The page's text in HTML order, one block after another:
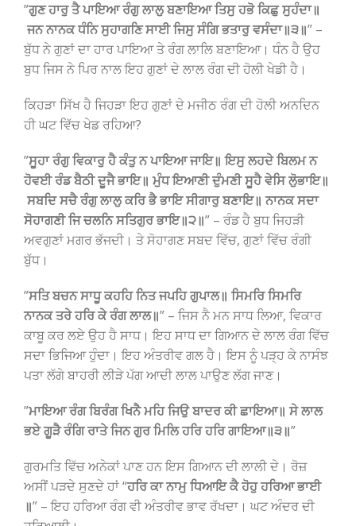
”ਗੁਣ ਹਾਰੁ ਤੈ ਪਾਇਆ ਰੰਗੁ ਲਾਲੁ ਬਣਾਇਆ ਤਿਸੁ ਹਭੋ ਕਿਛੁ ਸੁਹੰਦਾ॥
ਜਨ ਨਾਨਕ ਧੰਨਿ ਸੁਹਾਗਣਿ ਸਾਈ ਜਿਸੁ ਸੰਗਿ ਭਤਾਰੁ ਵਸੰਦਾ॥੩॥” –
ਬੁੱਧ ਨੇ ਗੁਣਾਂ ਦਾ ਹਾਰ ਪਾਇਆ ਤੇ ਰੰਗ ਲਾਲਿ ਬਣਾਇਆ। ਧੰਨ ਹੈ ਉਹ
ਬੁਧ ਜਿਸ ਨੇ ਪਿਰ ਨਾਲ ਇਹ ਗੁਣਾਂ ਦੇ ਲਾਲ ਰੰਗ ਦੀ ਹੋਲੀ ਖੇਡੀ ਹੈ।
ਕਿਹੜਾ ਸਿੱਖ ਹੈ ਜਿਹੜਾ ਇਹ ਗੁਣਾਂ ਦੇ ਮਜੀਠ ਰੰਗ ਦੀ ਹੋਲੀ ਅਨਦਿਨ
ਹੀ ਘਟ ਵਿੱਚ ਖੇਡ ਰਹਿਆ?
”ਸੂਹਾ ਰੰਗੁ ਵਿਕਾਰੁ ਹੈ ਕੰਤੁ ਨ ਪਾਇਆ ਜਾਇ॥ ਇਸੁ ਲਹਦੇ ਬਿਲਮ ਨ
ਹੋਵਈ ਰੰਡ ਬੈਠੀ ਦੂਜੈ ਭਾਇ॥ ਮੁੰਧ ਇਆਣੀ ਦੁੰਮਣੀ ਸੂਹੈ ਵੇਸਿ ਲੁੋਭਾਇ॥
ਸਬਦਿ ਸਚੈ ਰੰਗੁ ਲਾਲੁ ਕਰਿ ਭੈ ਭਾਇ ਸੀਗਾਰੁ ਬਣਾਇ॥ ਨਾਨਕ ਸਦਾ
ਸੋਹਾਗਣੀ ਜਿ ਚਲਨਿ ਸਤਿਗੁਰ ਭਾਇ॥੨॥” – ਰੰਡ ਹੈ ਬੁਧ ਜਿਹੜੀ
ਅਵਗੁਣਾਂ ਮਗਰ ਭੱਜਦੀ। ਤੇ ਸੋਹਾਗਣ ਸਬਦ ਵਿੱਚ, ਗੁਣਾਂ ਵਿੱਚ ਰੰਗੀ
ਬੁੱਧ।
”ਸਤਿ ਬਚਨ ਸਾਧੂ ਕਹਹਿ ਨਿਤ ਜਪਹਿ ਗੁਪਾਲ॥ ਸਿਮਰਿ ਸਿਮਰਿ
ਨਾਨਕ ਤਰੇ ਹਰਿ ਕੇ ਰੰਗ ਲਾਲ॥” – ਜਿਸ ਨੈ ਮਨ ਸਾਧ ਲਿਆ, ਵਿਕਾਰ
ਕਾਬੂ ਕਰ ਲਏ ਉਹ ਹੈ ਸਾਧ। ਇਹ ਸਾਧ ਦਾ ਗਿਆਨ ਦੇ ਲਾਲ ਰੰਗ ਵਿੱਚ
ਸਦਾ ਭਿਜਿਆ ਹੁੰਦਾ। ਇਹ ਅੰਤਰੀਵ ਗਲ ਹੈ। ਇਸ ਨੂੰ ਪੜ੍ਹ ਕੇ ਨਾਸੰਝ
ਪਤਾ ਲੱਗੇ ਬਾਹਰੀ ਲੀੜੇ ਪੱਗ ਆਦੀ ਲਾਲ ਪਾਉਣ ਲੱਗ ਜਾਣ।
”ਮਾਇਆ ਰੰਗ ਬਿਰੰਗ ਖਿਨੈ ਮਹਿ ਜਿਉ ਬਾਦਰ ਕੀ ਛਾਇਆ॥ ਸੇ ਲਾਲ
ਭਏ ਗੂੜੈ ਰੰਗਿ ਰਾਤੇ ਜਿਨ ਗੁਰ ਮਿਲਿ ਹਰਿ ਹਰਿ ਗਾਇਆ॥੩॥”
ਗੁਰਮਤਿ ਵਿੱਚ ਅਨੇਕਾਂ ਪਾਣ ਹਨ ਇਸ ਗਿਆਨ ਦੀ ਲਾਲੀ ਦੇ। ਰੋਜ਼
ਅਸੀਂ ਪੜਦੇ ਸੁਣਦੇ ਹਾਂ “ਹਰਿ ਕਾ ਨਾਮੁ ਧਿਆਇ ਕੈ ਹੋਹੁ ਹਰਿਆ ਭਾਈ
॥” – ਇਹ ਹਰਿਆ ਰੰਗ ਵੀ ਅੰਤਰੀਵ ਭਾਵ ਰੱਖਦਾ। ਘਟ ਅੰਦਰ ਦੀ